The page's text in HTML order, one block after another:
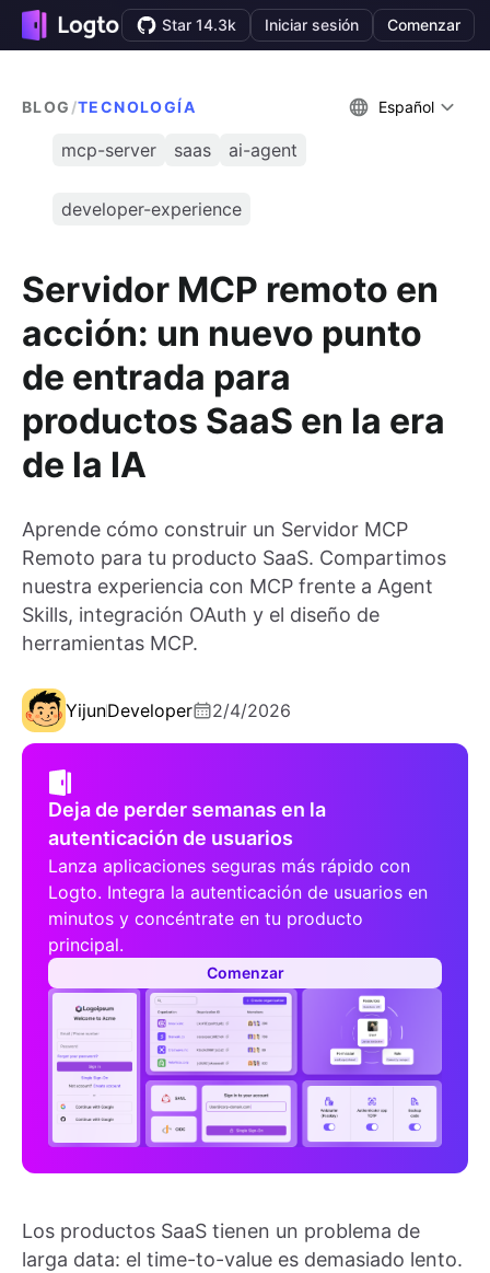
Star 14.3k Iniciar sesión Comenzar
BLOG /TECNOLOGÍA Español
mcp-server saas ai-agent
developer-experience
Servidor MCP remoto en
acción: un nuevo punto
de entrada para
productos SaaS en la era
de la IA
Aprende cómo construir un Servidor MCP
Remoto para tu producto SaaS. Compartimos
nuestra experiencia con MCP frente a Agent
Skills, integración OAuth y el diseño de
herramientas MCP.
YijunDeveloper 2/4/2026
Deja de perder semanas en la
autenticación de usuarios
Lanza aplicaciones seguras más rápido con
Logto. Integra la autenticación de usuarios en
minutos y concéntrate en tu producto
principal.
Comenzar
Los productos SaaS tienen un problema de
larga data: el time-to-value es demasiado lento.